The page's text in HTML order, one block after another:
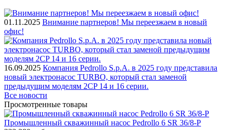
01.11.2025 Внимание партнеров! Мы переезжаем в новый
офис!
16.09.2025 Компания Pedrollo S.p.A. в 2025 году представила
новый электронасос TURBO, который стал заменой
предыдущим моделям 2CP 14 и 16 серии.
Все новости
Просмотренные товары
Промышленный скважинный насос Pedrollo 6 SR 36/8-P